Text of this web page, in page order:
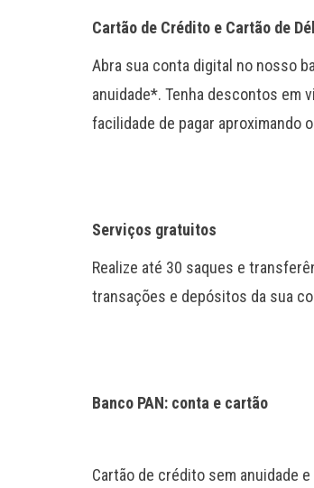
Cartão de Crédito e Cartão de
Abra sua conta digital no nosso
anuidade*. Tenha descontos em
facilidade de pagar aproximando
Serviços gratuitos
Realize até 30 saques e
transações e depósitos da sua
Banco PAN: conta e cartão
Cartão de crédito sem anuidade